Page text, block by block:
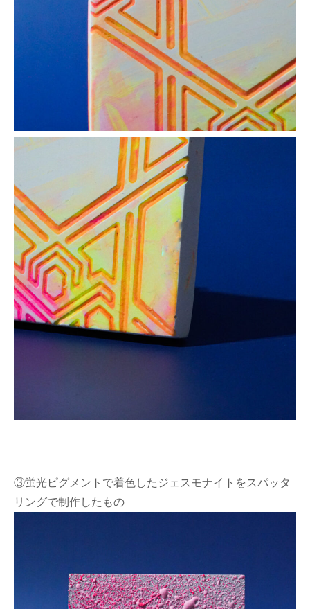
③蛍光ピグメントで着色したジェスモナイトをスパッタ
リングで制作したもの